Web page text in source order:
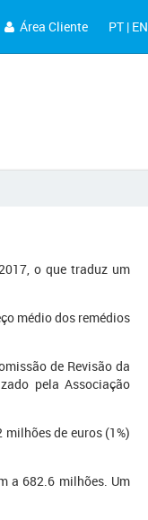
Área Cliente PT | EN
o que traduz um
médio dos remédios
de Revisão da
pela Associação
de euros (1%)
a 682.6 milhões. Um